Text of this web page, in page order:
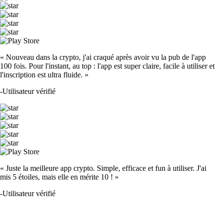
« Nouveau dans la crypto, j'ai craqué après avoir vu la pub de l'app
100 fois. Pour l'instant, au top : l'app est super claire, facile à utiliser et
l'inscription est ultra fluide. »
-Utilisateur vérifié
« Juste la meilleure app crypto. Simple, efficace et fun à utiliser. J'ai
mis 5 étoiles, mais elle en mérite 10 ! »
-Utilisateur vérifié